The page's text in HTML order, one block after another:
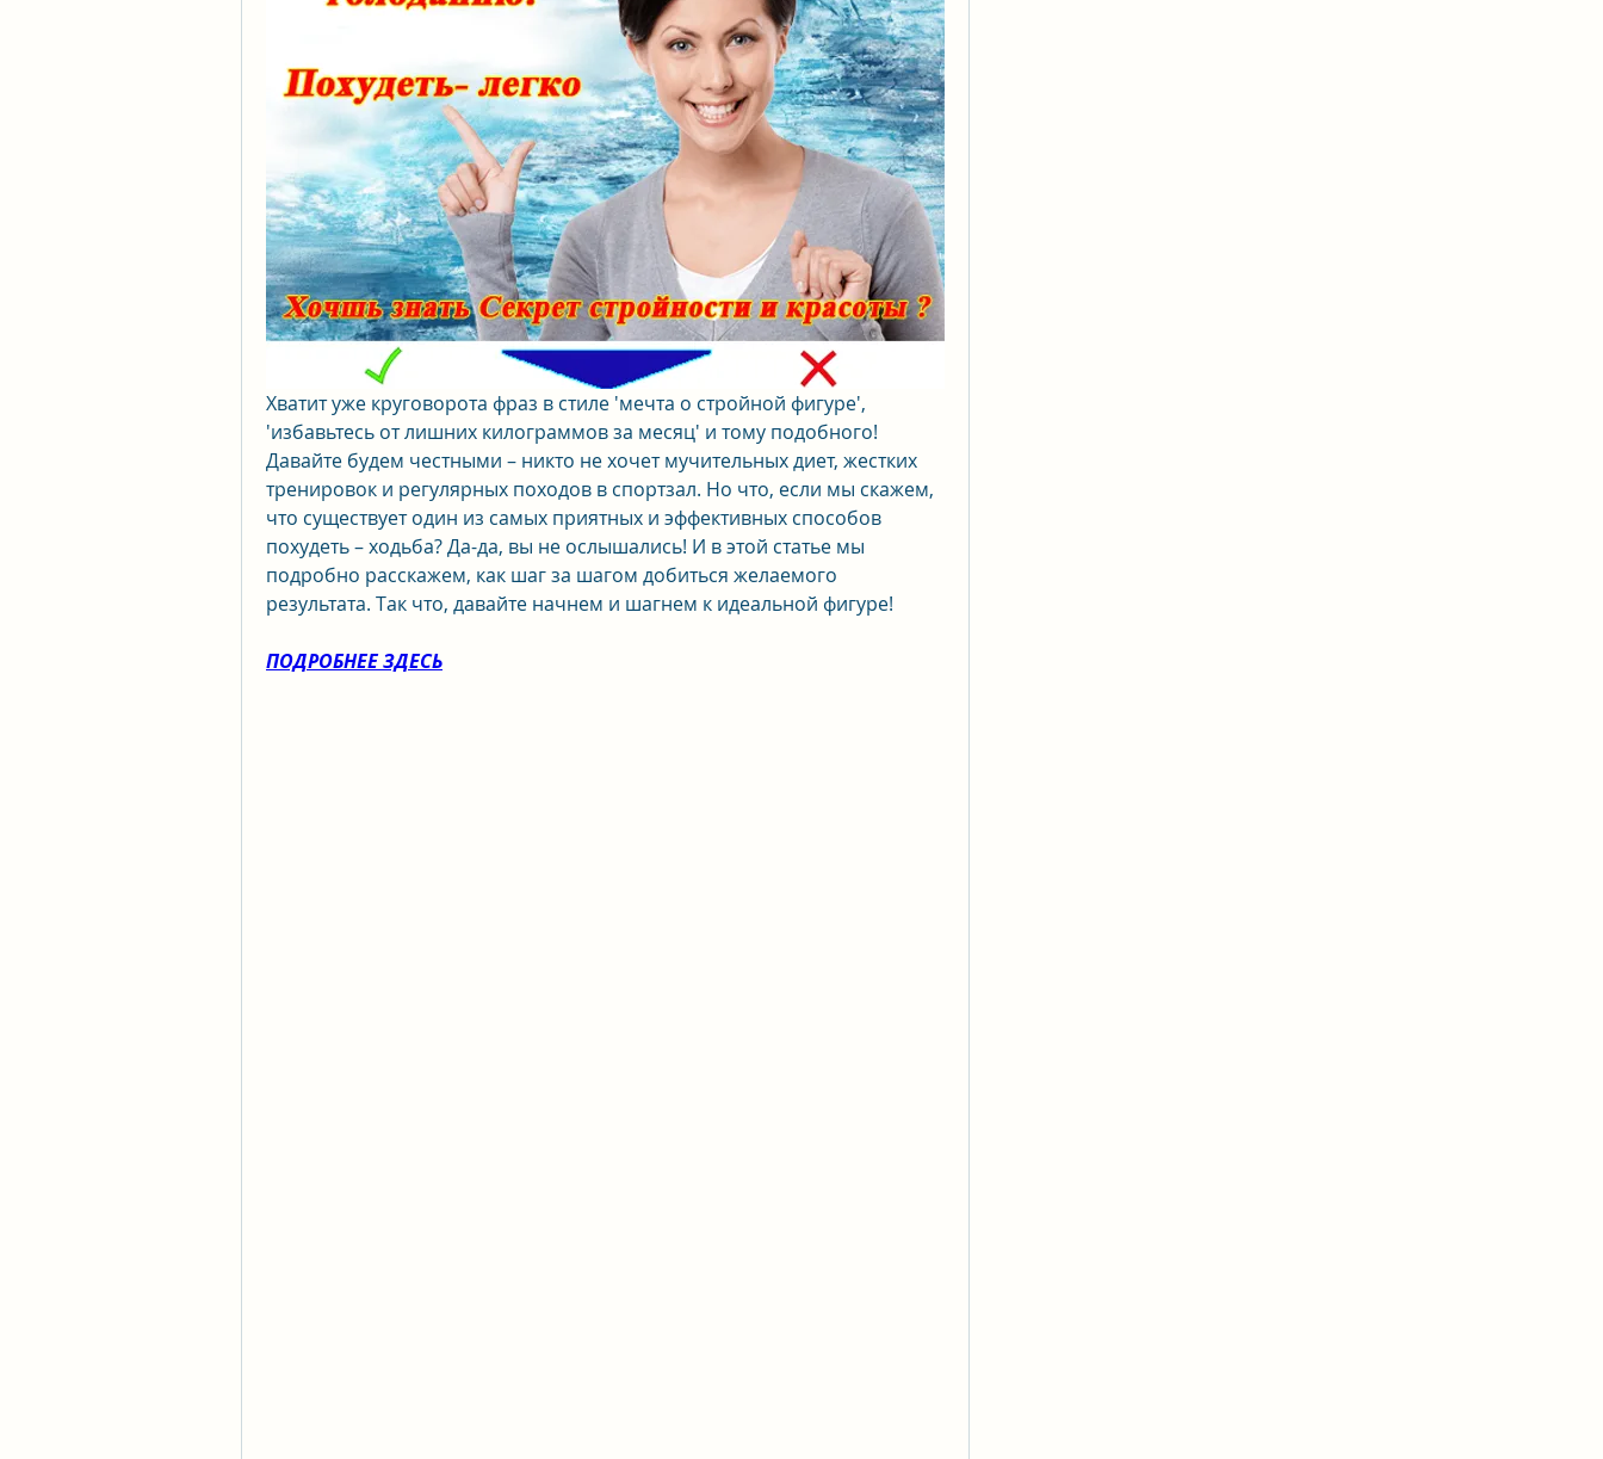
Хватит уже круговорота фраз в стиле 'мечта о стройной фигуре',
'избавьтесь от лишних килограммов за месяц' и тому подобного!
Давайте будем честными – никто не хочет мучительных диет, жестких
тренировок и регулярных походов в спортзал. Но что, если мы скажем,
что существует один из самых приятных и эффективных способов
похудеть – ходьба? Да-да, вы не ослышались! И в этой статье мы
подробно расскажем, как шаг за шагом добиться желаемого
результата. Так что, давайте начнем и шагнем к идеальной фигуре!
ПОДРОБНЕЕ ЗДЕСЬ